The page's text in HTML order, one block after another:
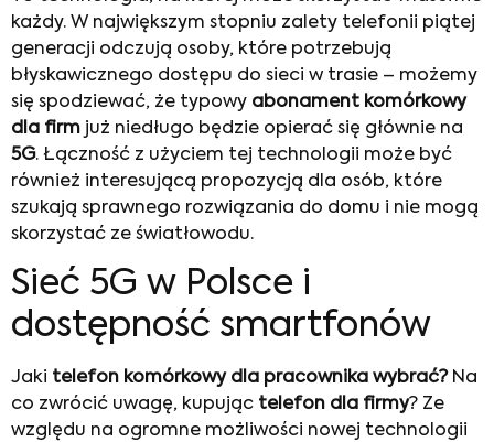
każdy. W największym stopniu zalety telefonii piątej
generacji odczują osoby, które potrzebują
błyskawicznego dostępu do sieci w trasie – możemy
się spodziewać, że typowy abonament komórkowy
dla firm już niedługo będzie opierać się głównie na
5G. Łączność z użyciem tej technologii może być
również interesującą propozycją dla osób, które
szukają sprawnego rozwiązania do domu i nie mogą
skorzystać ze światłowodu.
Sieć 5G w Polsce i
dostępność smartfonów
Jaki telefon komórkowy dla pracownika wybrać?Na
co zwrócić uwagę, kupując telefon dla firmy? Ze
względu na ogromne możliwości nowej technologii